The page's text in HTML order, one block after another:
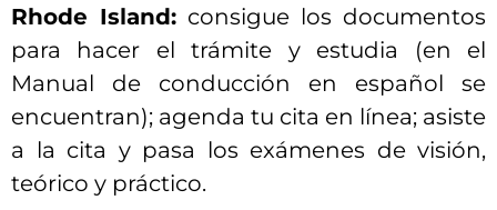
Rhode Island: consigue los documentos
para hacer el trámite y estudia (en el
Manual de conducción en español se
encuentran); agenda tu cita en línea; asiste
a la cita y pasa los exámenes de visión,
teórico y práctico.